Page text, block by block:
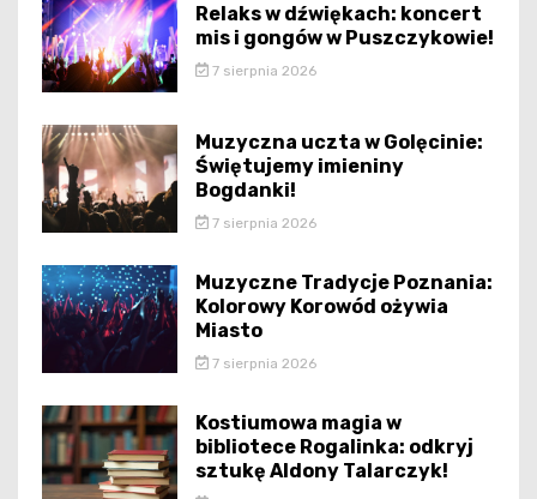
Relaks w dźwiękach: koncert
mis i gongów w Puszczykowie!
7 sierpnia 2026
Muzyczna uczta w Golęcinie:
Świętujemy imieniny
Bogdanki!
7 sierpnia 2026
Muzyczne Tradycje Poznania:
Kolorowy Korowód ożywia
Miasto
7 sierpnia 2026
Kostiumowa magia w
bibliotece Rogalinka: odkryj
sztukę Aldony Talarczyk!